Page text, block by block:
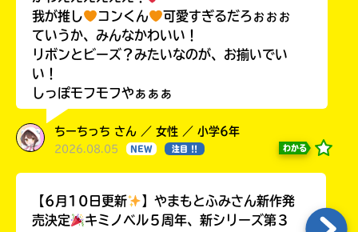
我が推し
コンくん
可愛すぎるだろぉぉぉ
ていうか、みんなかわいい！
リボンとビーズ？みたいなのが、お揃いでい
い！
しっぽモフモフやぁぁぁ
ちーちっち さん ／ 女性 ／ 小学6年
2026.08.05 NEW 注目 !! わかる
【6月10日更新
】やまもとふみさん新作発
売決定
キミノベル５周年、新シリーズ第３